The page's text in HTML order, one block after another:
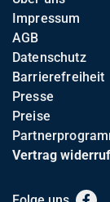
Impressum
AGB
Datenschutz
Barrierefreiheit
Presse
Preise
Vertrag